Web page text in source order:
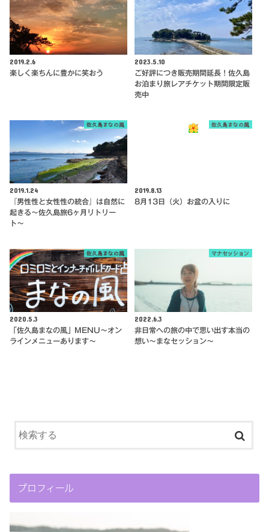
2019.2.6
楽しく楽ちんに豊かに笑おう
2023.5.10
ご好評につき販売期間延長！佐久島
お泊まり旅レアチケット期間限定販
売中
佐久島まなの風
2019.1.24
『男性性と女性性の統合』は自然に
起きる〜佐久島旅6ヶ月リトリー
ト〜
佐久島まなの風
2019.8.13
8月13日（火）お盆の入りに
佐久島まなの風
2020.5.3
「佐久島まなの風」MENU～オン
ラインメニューあります～
マナセッション
2022.6.3
非日常への旅の中で思い出す本当の
想い〜まなセッション〜
プロフィール